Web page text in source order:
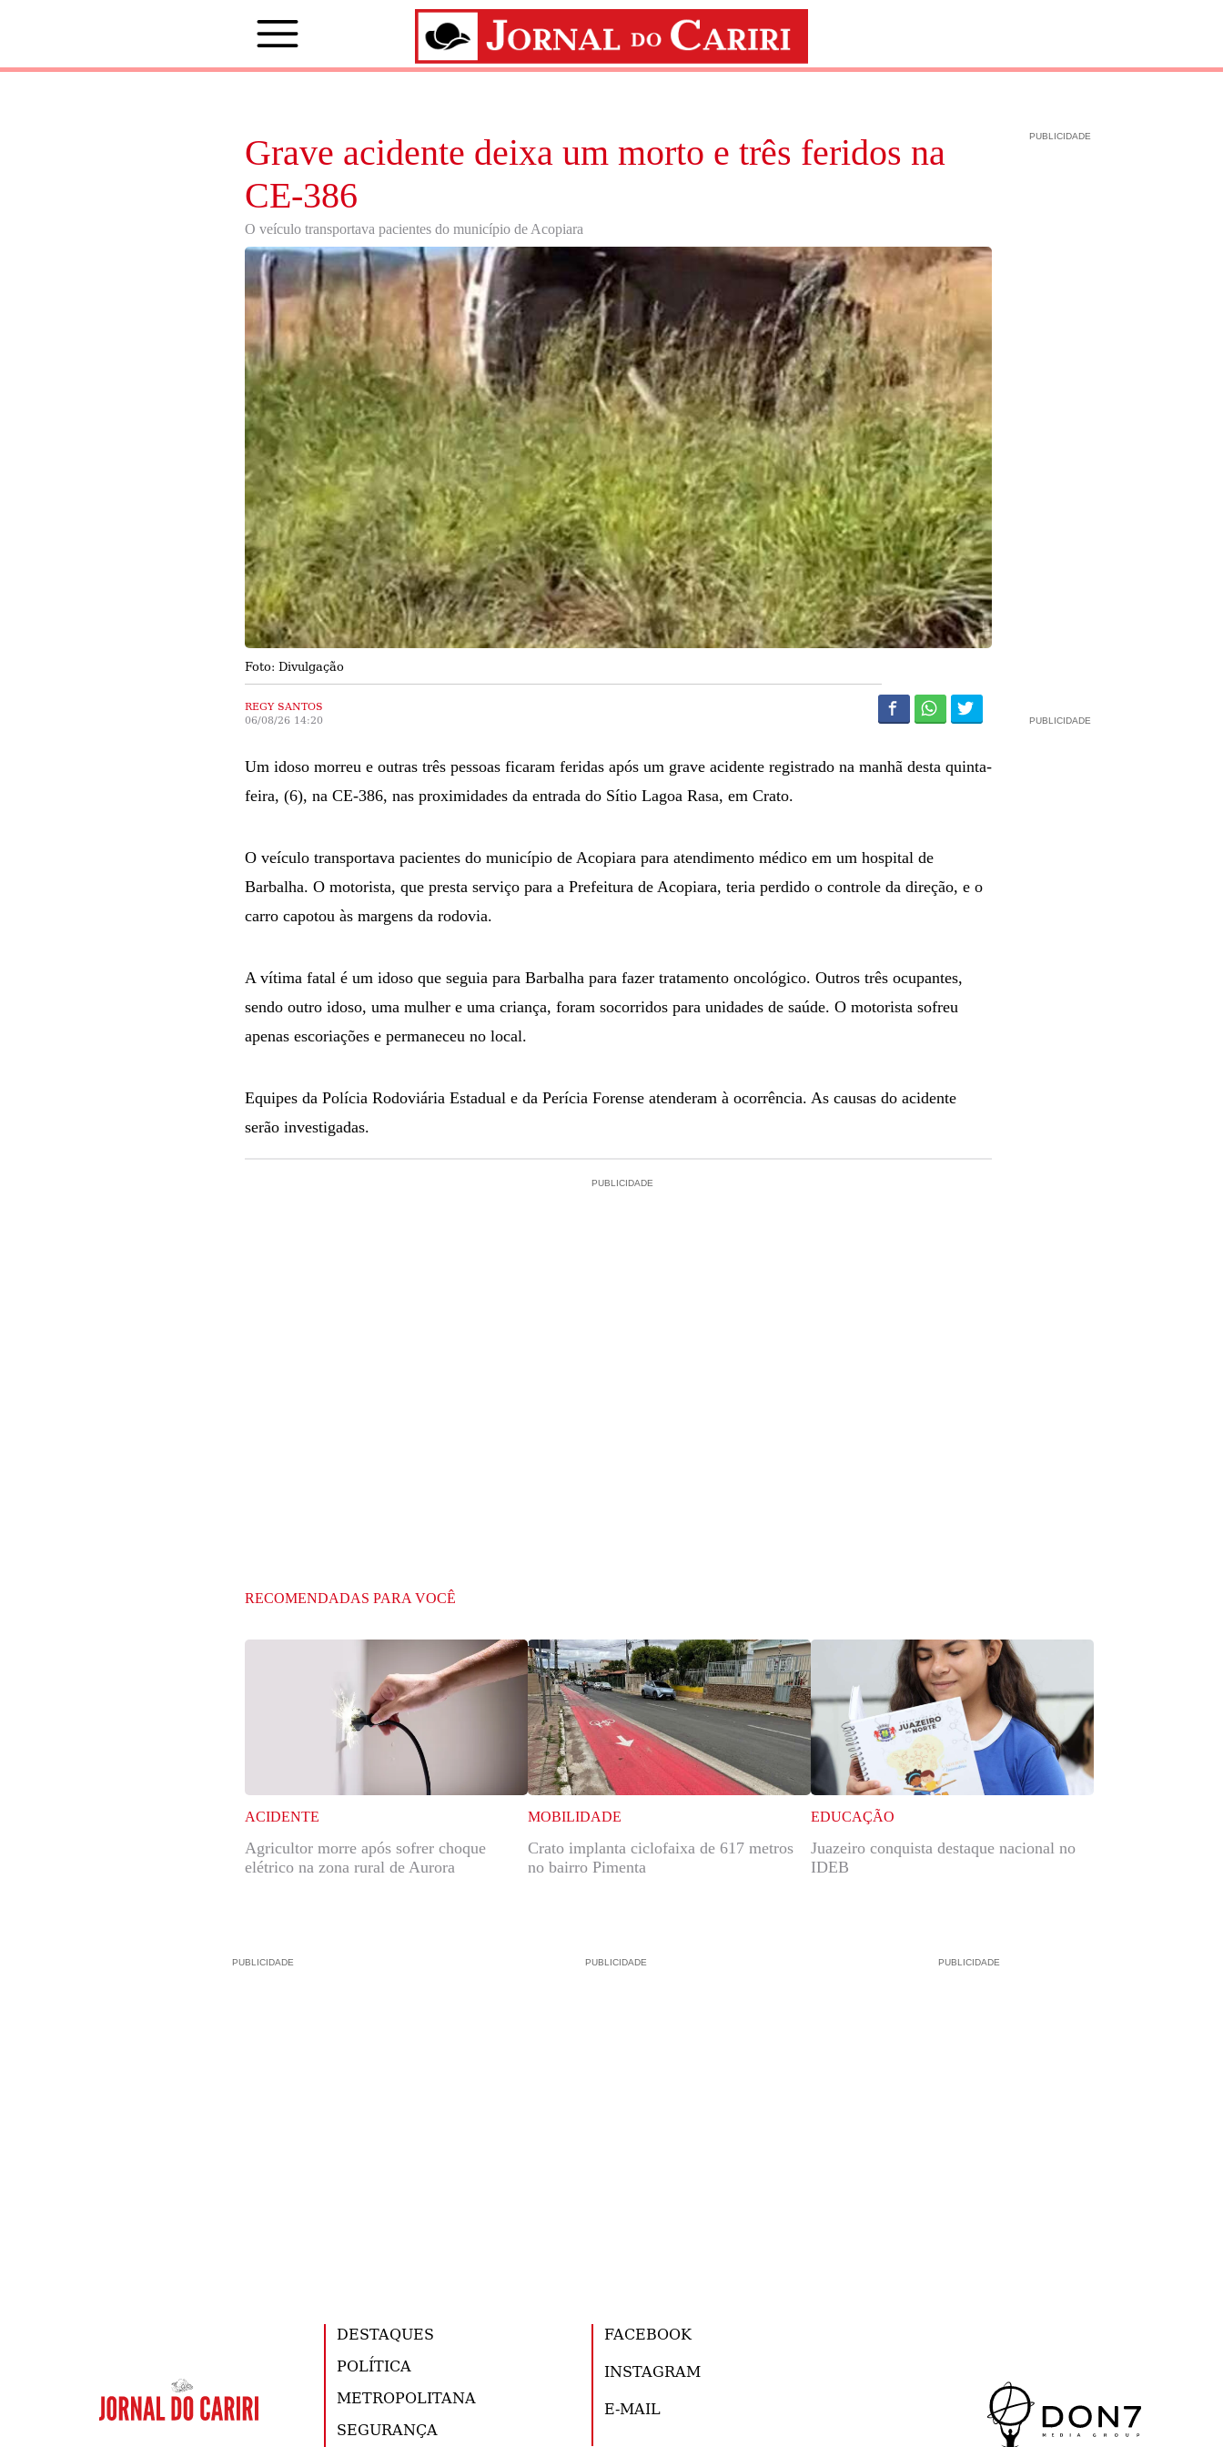
Grave acidente deixa um morto e três feridos na
CE-386
O veículo transportava pacientes do município de Acopiara
Foto: Divulgação
REGY SANTOS
06/08/26 14:20
Um idoso morreu e outras três pessoas ficaram feridas após um grave acidente registrado na manhã desta quinta-
feira, (6), na CE-386, nas proximidades da entrada do Sítio Lagoa Rasa, em Crato.
O veículo transportava pacientes do município de Acopiara para atendimento médico em um hospital de
Barbalha. O motorista, que presta serviço para a Prefeitura de Acopiara, teria perdido o controle da direção, e o
carro capotou às margens da rodovia.
A vítima fatal é um idoso que seguia para Barbalha para fazer tratamento oncológico. Outros três ocupantes,
sendo outro idoso, uma mulher e uma criança, foram socorridos para unidades de saúde. O motorista sofreu
apenas escoriações e permaneceu no local.
Equipes da Polícia Rodoviária Estadual e da Perícia Forense atenderam à ocorrência. As causas do acidente
serão investigadas.
PUBLICIDADE
PUBLICIDADE
PUBLICIDADE
RECOMENDADAS PARA VOCÊ
ACIDENTE
Agricultor morre após sofrer choque
elétrico na zona rural de Aurora
MOBILIDADE
Crato implanta ciclofaixa de 617 metros
no bairro Pimenta
EDUCAÇÃO
Juazeiro conquista destaque nacional no
IDEB
PUBLICIDADE PUBLICIDADE PUBLICIDADE
DESTAQUES
POLÍTICA
METROPOLITANA
SEGURANÇA
FACEBOOK
INSTAGRAM
E-MAIL